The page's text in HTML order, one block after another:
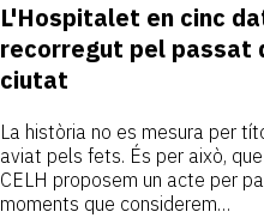
L'Hospitalet en cinc
recorregut pel passat
ciutat
La història no es mesura per
aviat pels fets. És per això,
CELH proposem un acte per
moments que considerem…